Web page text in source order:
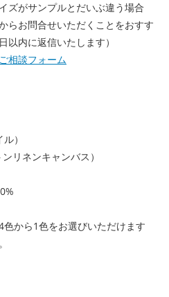
ズがサンプルとだいぶ違う場合
らお問合せいただくことをおすす
以内に返信いたします）
相談フォーム
）
リネンキャンバス）
から1色をお選びいただけます